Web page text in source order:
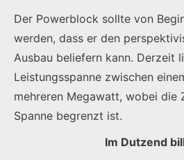
Der Powerblock sollte von
werden, dass er den
Ausbau beliefern kann. Derzeit
Leistungsspanne zwischen
mehreren Megawatt, wobei die
Spanne begrenzt ist.
Im Dutzend